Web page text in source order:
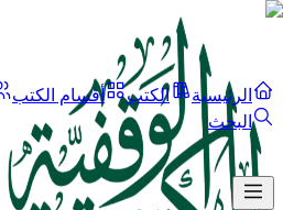
الرئيسية الكتب أقسام الكتب
البحث